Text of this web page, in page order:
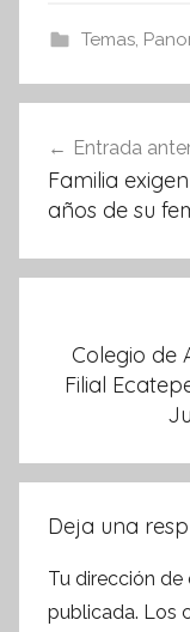
e
b
o
k
er
Temas,
de
entradas
Entrada
Familia
años de su
Colegio de
Filial
Deja una
Tu dirección
publicada. Los